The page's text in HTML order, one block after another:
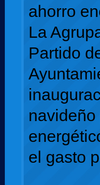
ahorro
La
Partido
el gasto